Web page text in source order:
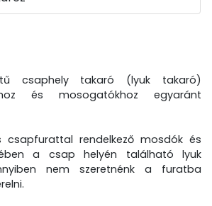
csaphely takaró (lyuk takaró)
és mosogatókhoz egyaránt
csapfurattal rendelkező mosdók és
a csap helyén található lyuk
nem szeretnénk a furatba